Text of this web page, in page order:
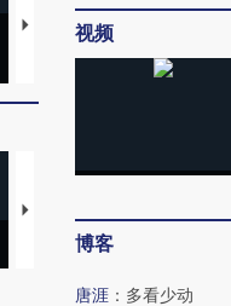
马航飞行员跨国走私7万
粒摇头丸 尿检体内含3种
【推广】走进第四届链博
会，让数智科技“链”接产
视频
博客
唐涯 ： 多看少动